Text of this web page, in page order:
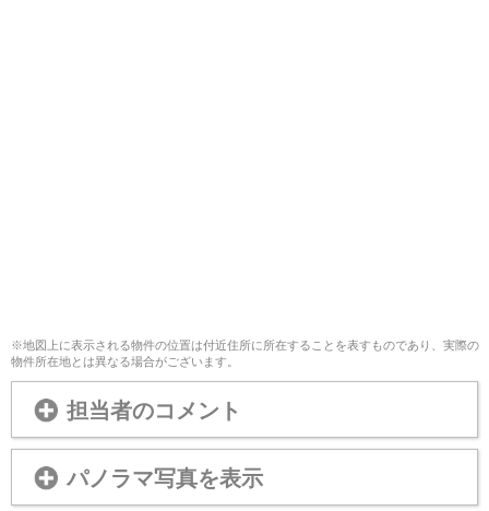
※地図上に表示される物件の位置は付近住所に所在することを表すものであり、実際の
物件所在地とは異なる場合がございます。
担当者のコメント
パノラマ写真を表示